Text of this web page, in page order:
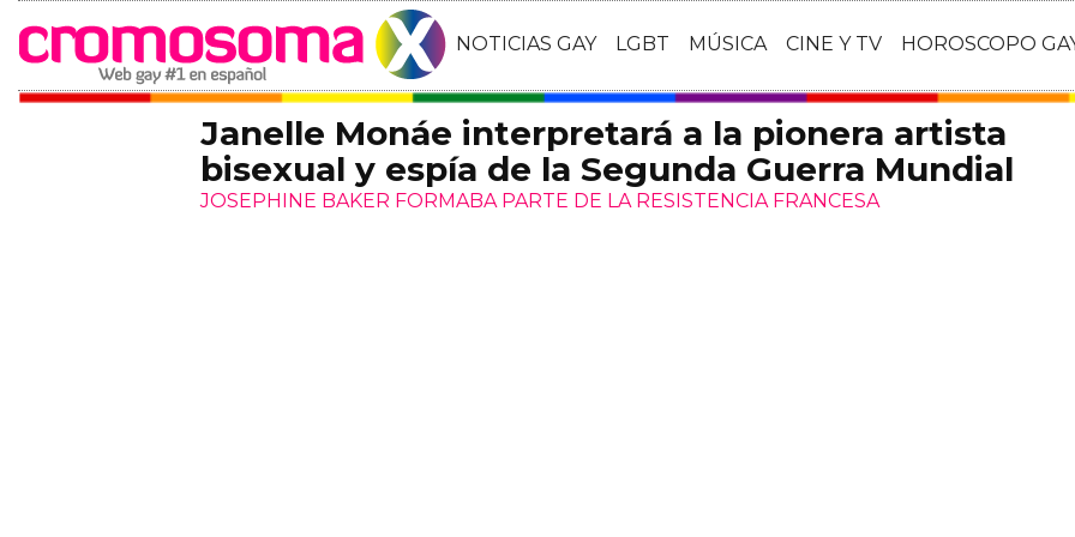
NOTICIAS GAY LGBT MÚSICA CINE Y TV HOROSCOPO
Janelle Monáe interpretará a la pionera artista
bisexual y espía de la Segunda Guerra Mundial
JOSEPHINE BAKER FORMABA PARTE DE LA RESISTENCIA FRANCESA